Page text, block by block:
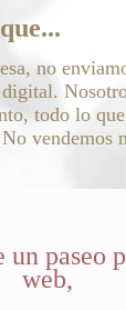
no
todo lo
vendemos
un paseo
web,